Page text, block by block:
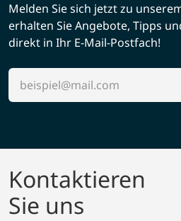
Melden Sie sich jetzt zu
erhalten Sie Angebote, Tipps
direkt in Ihr E-Mail-Postfach!
Kontaktieren
Sie uns